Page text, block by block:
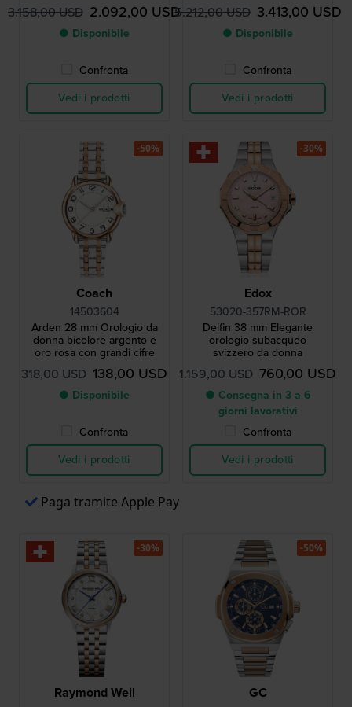
3.158,00 USD 2.092,00 USD
● Disponibile
Confronta
Vedi i prodotti
5.212,00 USD 3.413,00 USD
● Disponibile
Confronta
Vedi i prodotti
Coach
14503604
Arden 28 mm Orologio da
donna bicolore argento e
oro rosa con grandi cifre
318,00 USD 138,00 USD
● Disponibile
Confronta
Vedi i prodotti
-50%
Edox
53020-357RM-ROR
Delfin 38 mm Elegante
orologio subacqueo
svizzero da donna
1.159,00 USD 760,00 USD
● Consegna in 3 a 6
giorni lavorativi
Confronta
Vedi i prodotti
-30%
Paga tramite Apple Pay
Raymond Weil
-30%
GC
-50%